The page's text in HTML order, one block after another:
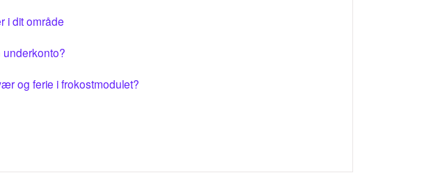
i dit område
og ferie i frokostmodulet?